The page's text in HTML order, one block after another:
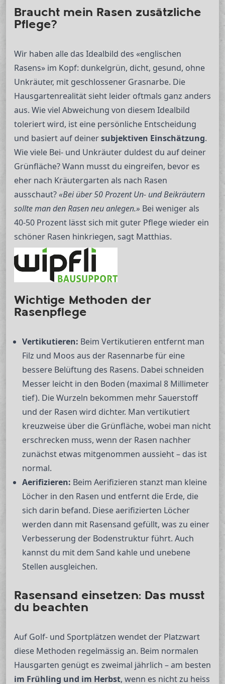
Braucht mein Rasen zusätzliche
Pflege?
Wir haben alle das Idealbild des «englischen
Rasens» im Kopf: dunkelgrün, dicht, gesund, ohne
Unkräuter, mit geschlossener Grasnarbe. Die
Hausgartenrealität sieht leider oftmals ganz anders
aus. Wie viel Abweichung von diesem Idealbild
toleriert wird, ist eine persönliche Entscheidung
und basiert auf deinersubjektiven Einschätzung.
Wie viele Bei- und Unkräuter duldest du auf deiner
Grünfläche? Wann musst du eingreifen, bevor es
eher nach Kräutergarten als nach Rasen
ausschaut?«Bei über 50 Prozent Un- und Beikräutern
sollte man den Rasen neu anlegen.» Bei weniger als
40-50 Prozent lässt sich mit guter Pflege wieder ein
schöner Rasen hinkriegen, sagt Matthias.
Wichtige Methoden der
Rasenpflege
Vertikutieren: Beim Vertikutieren entfernt man
Filz und Moos aus der Rasennarbe für eine
bessere Belüftung des Rasens. Dabei schneiden
Messer leicht in den Boden (maximal 8 Millimeter
tief). Die Wurzeln bekommen mehr Sauerstoff
und der Rasen wird dichter. Man vertikutiert
kreuzweise über die Grünfläche, wobei man nicht
erschrecken muss, wenn der Rasen nachher
zunächst etwas mitgenommen aussieht – das ist
normal.
Aerifizieren: Beim Aerifizieren stanzt man kleine
Löcher in den Rasen und entfernt die Erde, die
sich darin befand. Diese aerifizierten Löcher
werden dann mit Rasensand gefüllt, was zu einer
Verbesserung der Bodenstruktur führt. Auch
kannst du mit dem Sand kahle und unebene
Stellen ausgleichen.
Rasensand einsetzen: Das musst
du beachten
Auf Golf- und Sportplätzen wendet der Platzwart
diese Methoden regelmässig an. Beim normalen
Hausgarten genügt es zweimal jährlich – am besten
im Frühling und im Herbst, wenn es nicht zu heiss